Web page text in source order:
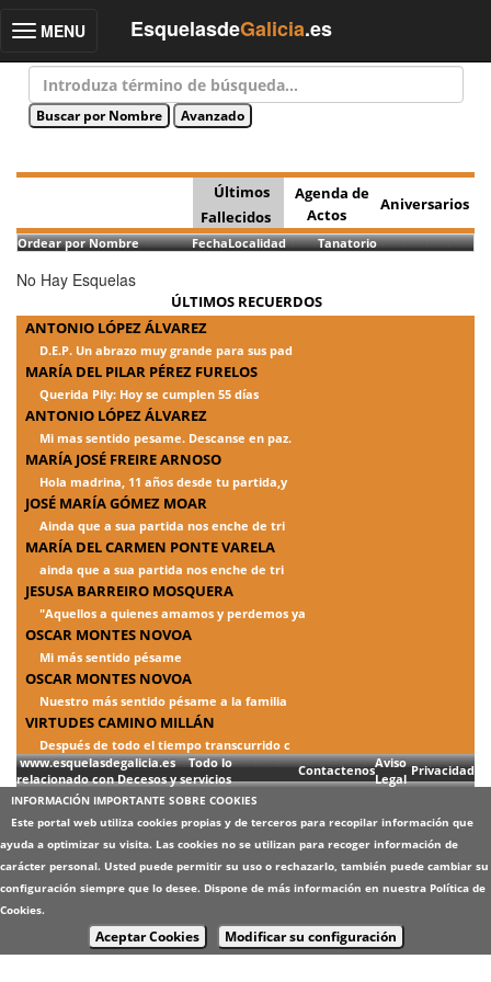
Toggle
MENU EsquelasdeGalicia.es
Últimos
Fallecidos
Agenda de
Actos
Aniversarios
Ordear por Nombre FechaLocalidad Tanatorio
No Hay Esquelas
ÚLTIMOS RECUERDOS
ANTONIO LÓPEZ ÁLVAREZ
D.E.P. Un abrazo muy grande para sus pad
MARÍA DEL PILAR PÉREZ FURELOS
Querida Pily: Hoy se cumplen 55 días
ANTONIO LÓPEZ ÁLVAREZ
Mi mas sentido pesame. Descanse en paz.
MARÍA JOSÉ FREIRE ARNOSO
Hola madrina, 11 años desde tu partida,y
JOSÉ MARÍA GÓMEZ MOAR
Ainda que a sua partida nos enche de tri
MARÍA DEL CARMEN PONTE VARELA
ainda que a sua partida nos enche de tri
JESUSA BARREIRO MOSQUERA
"Aquellos a quienes amamos y perdemos ya
OSCAR MONTES NOVOA
Mi más sentido pésame
OSCAR MONTES NOVOA
Nuestro más sentido pésame a la familia
VIRTUDES CAMINO MILLÁN
Después de todo el tiempo transcurrido c
www.esquelasdegalicia.es Todo lo
relacionado con Decesos y servicios
ContactenosAviso
Legal
Privacidad
INFORMACIÓN IMPORTANTE SOBRE COOKIES
Este portal web utiliza cookies propias y de terceros para recopilar información que
ayuda a optimizar su visita. Las cookies no se utilizan para recoger información de
carácter personal. Usted puede permitir su uso o rechazarlo, también puede cambiar su
configuración siempre que lo desee. Dispone de más información en nuestra Política de
Cookies.